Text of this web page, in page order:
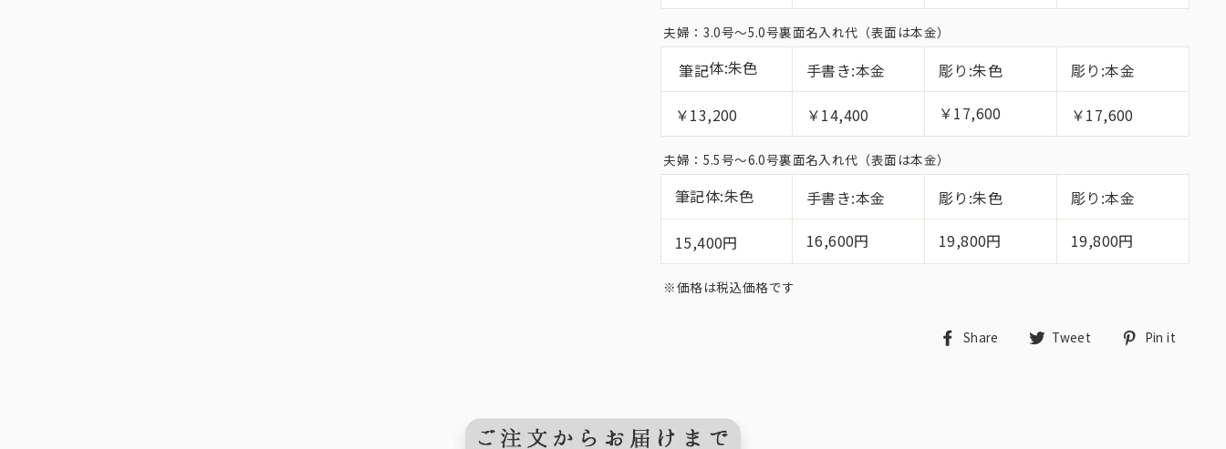
夫婦：3.0号〜5.0号裏面名入れ代（表面は本金）
筆記体:朱色 手書き:本金 彫り:朱色 彫り:本金
￥13,200 ￥14,400 ￥17,600 ￥17,600
夫婦：5.5号〜6.0号裏面名入れ代（表面は本金）
筆記体:朱色 手書き:本金 彫り:朱色 彫り:本金
15,400円 16,600円 19,800円 19,800円
※価格は税込価格です
Share
Share Tweet
TweetPin it